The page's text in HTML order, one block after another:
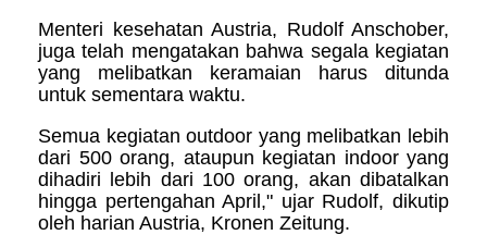
Menteri kesehatan Austria, Rudolf Anschober,
juga telah mengatakan bahwa segala kegiatan
yang melibatkan keramaian harus ditunda
untuk sementara waktu.
Semua kegiatan outdoor yang melibatkan lebih
dari 500 orang, ataupun kegiatan indoor yang
dihadiri lebih dari 100 orang, akan dibatalkan
hingga pertengahan April," ujar Rudolf, dikutip
oleh harian Austria, Kronen Zeitung.